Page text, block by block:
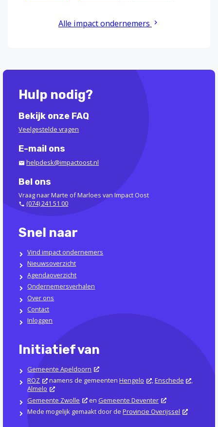
Alle impact ondernemers
Hulp nodig?
Bekijk onze FAQ
Veelgestelde vragen
E-mail ons
helpdesk@impactoost.nl
Bel ons
Vraag naar Marte of Marloes van Impact Oost
(074) 241 51 00
Snel naar
Vind impact ondernemers
Nieuwsoverzicht
Agendaoverzicht
Ondernemersverhalen
Over ons
Contact
Inloggen
Initiatief van
Gemeente Apeldoorn
ROZ
namens de gemeentenHengelo ,Enschede
,
Almelo
Gemeente Zwolle
en Gemeente Deventer
Mede mogelijk gemaakt door deProvincie Overijssel